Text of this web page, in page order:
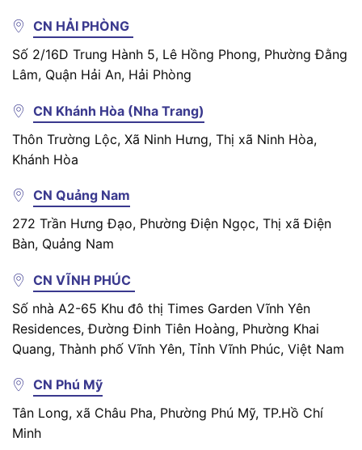
CN HẢI PHÒNG
Số 2/16D Trung Hành 5, Lê Hồng Phong, Phường Đằng
Lâm, Quận Hải An, Hải Phòng
CN Khánh Hòa (Nha Trang)
Thôn Trường Lộc, Xã Ninh Hưng, Thị xã Ninh Hòa,
Khánh Hòa
CN Quảng Nam
272 Trần Hưng Đạo, Phường Điện Ngọc, Thị xã Điện
Bàn, Quảng Nam
CN VĨNH PHÚC
Số nhà A2-65 Khu đô thị Times Garden Vĩnh Yên
Residences, Đường Đinh Tiên Hoàng, Phường Khai
Quang, Thành phố Vĩnh Yên, Tỉnh Vĩnh Phúc, Việt Nam
CN Phú Mỹ
Tân Long, xã Châu Pha, Phường Phú Mỹ, TP.Hồ Chí
Minh